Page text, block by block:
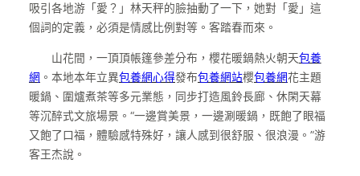
吸引各地游「愛？」林天秤的臉抽動了一下，她對「愛」這
個詞的定義，必須是情感比例對等。客踏春而來。
山花間，一頂頂帳篷參差分布，櫻花暖鍋熱火朝天包養
網 。本地本年立異包養網心得發布包養網站櫻包養網花主題
暖鍋、圍爐煮茶等多元業態，同步打造風鈴長廊、休閑天幕
等沉醉式文旅場景。“一邊賞美景，一邊涮暖鍋，既飽了眼福
又飽了口福，體驗感特殊好，讓人感到很舒服、很浪漫。”游
客王杰說。